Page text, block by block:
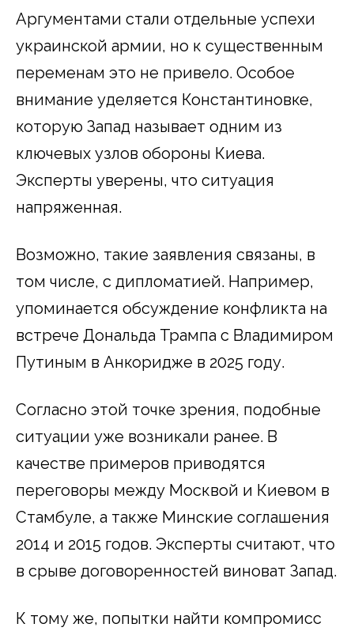
Аргументами стали отдельные успехи
украинской армии, но к существенным
переменам это не привело. Особое
внимание уделяется Константиновке,
которую Запад называет одним из
ключевых узлов обороны Киева.
Эксперты уверены, что ситуация
напряженная.
Возможно, такие заявления связаны, в
том числе, с дипломатией. Например,
упоминается обсуждение конфликта на
встрече Дональда Трампа с Владимиром
Путиным в Анкоридже в 2025 году.
Согласно этой точке зрения, подобные
ситуации уже возникали ранее. В
качестве примеров приводятся
переговоры между Москвой и Киевом в
Стамбуле, а также Минские соглашения
2014 и 2015 годов. Эксперты считают, что
в срыве договоренностей виноват Запад.
К тому же, попытки найти компромисс